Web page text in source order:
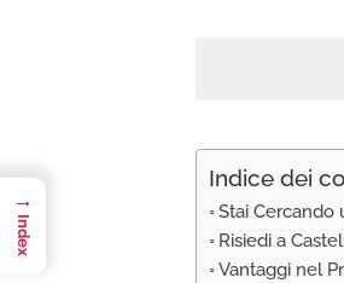
Indice dei
Stai Cercando
Risiedi a
Vantaggi nel
→
Index